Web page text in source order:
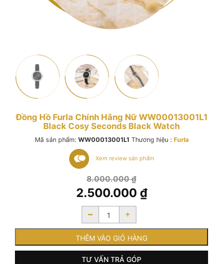
Đồng Hồ Furla Chính Hãng Nữ WW00013001L1
Black Cosy Seconds Black Watch
Mã sản phẩm: WW00013001L1 Thương hiệu : Furla
Xem review sản phẩm
8.000.000₫Giá
gốc
là:
8.000.000 ₫.
2.500.000 ₫
Giá
tại
là:
2.500.000 ₫.
- +
THÊM VÀO GIỎ HÀNG
TƯ VẤN TRẢ GÓP